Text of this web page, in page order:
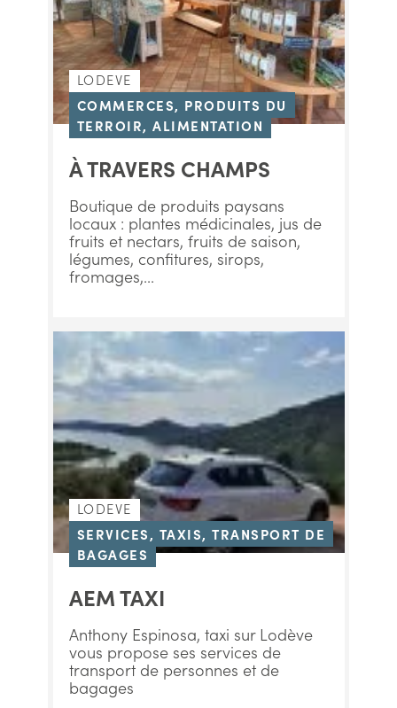
LODEVE
COMMERCES, PRODUITS DU
TERROIR, ALIMENTATION
À TRAVERS CHAMPS
Boutique de produits paysans
locaux : plantes médicinales, jus de
fruits et nectars, fruits de saison,
légumes, confitures, sirops,
fromages,...
LODEVE
SERVICES, TAXIS, TRANSPORT DE
BAGAGES
AEM TAXI
Anthony Espinosa, taxi sur Lodève
vous propose ses services de
transport de personnes et de
bagages